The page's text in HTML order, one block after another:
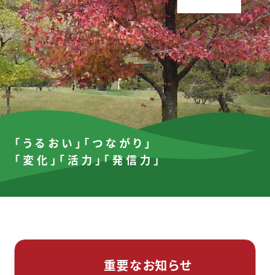
「うるおい」「つながり」
「変化」「活力」「発信力」
重要なお知らせ